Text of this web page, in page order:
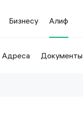
Бизнесу Алиф
Адреса Документы